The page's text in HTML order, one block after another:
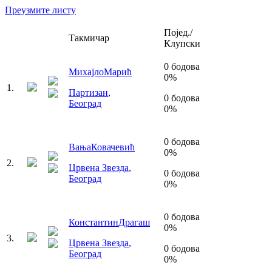
Преузмите листу
Такмичар
Појед./
Клупски
1 .
МихајлоМарић
Партизан,
Београд
0 бодова
0%
0 бодова
0%
2.
ВањаКовачевић
Црвена Звезда,
Београд
0 бодова
0%
0 бодова
0%
3.
КонстантинДрагаш
Црвена Звезда,
Београд
0 бодова
0%
0 бодова
0%